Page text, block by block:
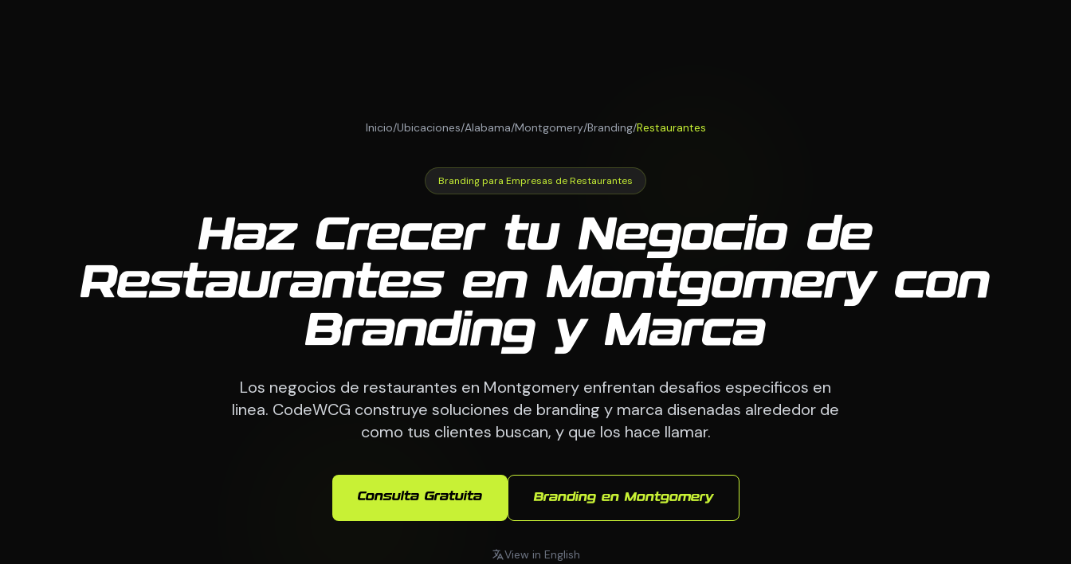
Inicio/Ubicaciones/Alabama/Montgomery/Branding/Restaurantes
Branding para Empresas de Restaurantes
Haz Crecer tu Negocio de
Restaurantes en Montgomery con
Branding y Marca
Los negocios de restaurantes en Montgomery enfrentan desafios especificos en
linea. CodeWCG construye soluciones de branding y marca disenadas alrededor de
como tus clientes buscan, y que los hace llamar.
Consulta Gratuita Branding en Montgomery
View in English